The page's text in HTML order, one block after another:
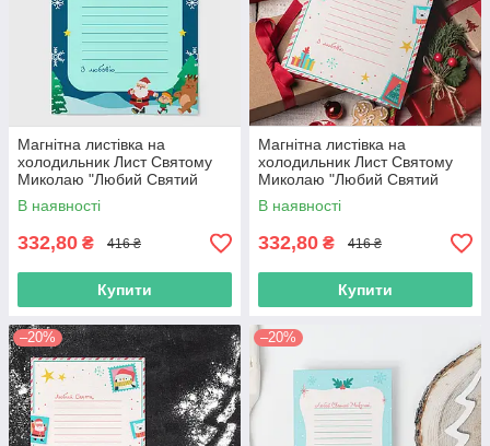
Магнітна листівка на
холодильник Лист Святому
Миколаю "Любий Святий
Миколай"
В наявності
332,80 ₴ 416 ₴
Купити
Магнітна листівка на
холодильник Лист Святому
Миколаю "Любий Святий
Миколай"
В наявності
332,80 ₴ 416 ₴
Купити
–20% –20%